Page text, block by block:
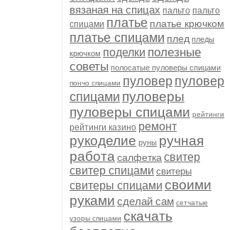
вязаная на спицах пальто пальто
спицами платье платье крючком
платье спицами плед пледы
крючком поделки полезные
советы полосатые пуловеры спицами
пончо спицами пуловер пуловер
спицами пуловеры
пуловеры спицами рейтинги
рейтинги казино ремонт
рукоделие руны ручная
работа салфетка свитер
свитер спицами свитеры
свитеры спицами своими
руками сделай сам сетчатые
узоры спицами скачать